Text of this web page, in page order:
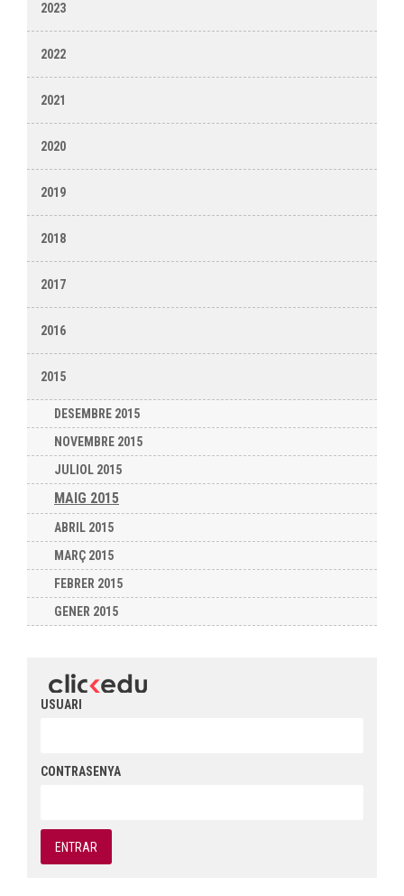
2023
2022
2021
2020
2019
2018
2017
2016
2015
DESEMBRE 2015
NOVEMBRE 2015
JULIOL 2015
MAIG 2015
ABRIL 2015
MARÇ 2015
FEBRER 2015
GENER 2015
USUARI
CONTRASENYA